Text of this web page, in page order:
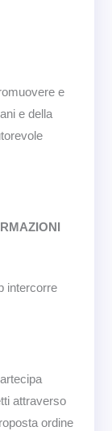
e
e della
intercorre
attraverso
ordine